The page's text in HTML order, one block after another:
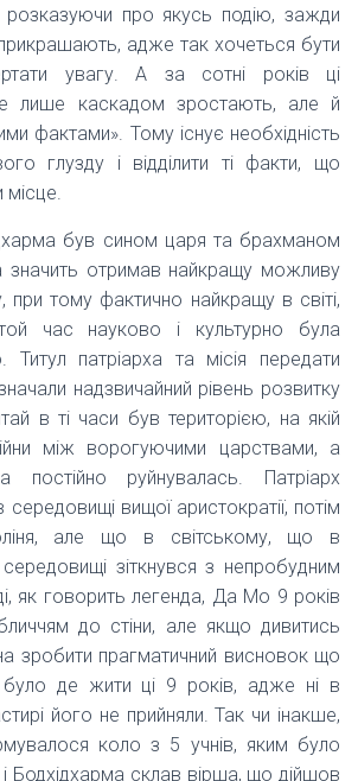
розказуючи про якусь подію, зажди
адже так хочеться бути
увагу. А за сотні років ці
лише каскадом зростають, але й
фактами». Тому існує необхідність
глузду і відділити ті факти, що
місце.
був сином царя та брахманом
значить отримав найкращу можливу
при тому фактично найкращу в світі,
час науково і культурно була
Титул патріарха та місія передати
надзвичайний рівень розвитку
в ті часи був територією, на якій
між ворогуючими царствами, а
постійно руйнувалась. Патріарх
вищої аристократії, потім
але що в світському, що в
зіткнувся з непробудним
як говорить легенда, Да Мо 9 років
до стіни, але якщо дивитись
зробити прагматичний висновок що
де жити ці 9 років, адже ні в
його не прийняли. Так чи інакше,
коло з 5 учнів, яким було
Бодхідхарма склав вірша, що дійшов